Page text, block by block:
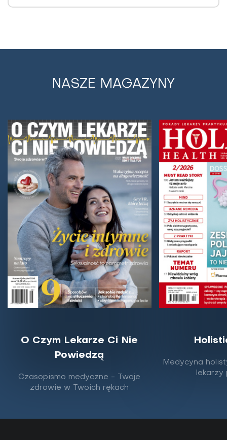
chorobach dziąseł
Jama ustna, podobnie jak inne części przewodu
pokarmowego, jest siedliskiem bardzo bogatej i
zróżnicowanej flory bakteryjnej, w większości...
Nostrzyk żółty - właściwości i
Niezbyt rzucająca się w oczy roślina łąkowa, zwana
NASZE MAGAZYNY
O Czym Lekarze Ci Nie
Powiedzą
Czasopismo medyczne - Twoje
zdrowie w Twoich rękach
Medycyna
lekarzy